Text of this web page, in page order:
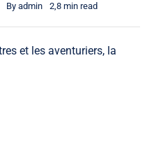
By admin 2,8 min read
et les aventuriers, la